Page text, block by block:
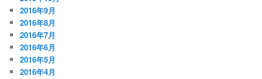
2016年9月
2016年8月
2016年7月
2016年6月
2016年5月
2016年4月